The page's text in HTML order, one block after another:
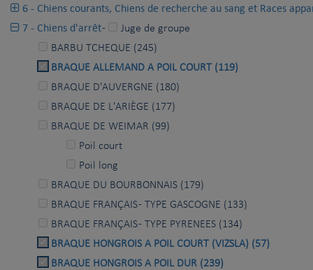
6 - Chiens courants, Chiens de recherche au sang et Races
7 - Chiens d'arrêt-
Juge de groupe
BARBU TCHEQUE (245)
BRAQUE ALLEMAND A POIL COURT (119)
BRAQUE D'AUVERGNE (180)
BRAQUE DE L'ARIÈGE (177)
BRAQUE DE WEIMAR (99)
Poil court
Poil long
BRAQUE DU BOURBONNAIS (179)
BRAQUE FRANÇAIS - TYPE GASCOGNE (133)
BRAQUE FRANÇAIS - TYPE PYRENEES (134)
BRAQUE HONGROIS A POIL COURT (VIZSLA) (57)
BRAQUE HONGROIS A POIL DUR (239)